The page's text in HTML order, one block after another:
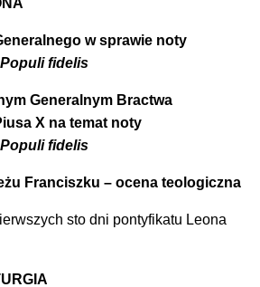
w sprawie noty
fidelis
Generalnym Bractwa
X na temat noty
fidelis
Franciszku – ocena teologiczna
sto dni pontyfikatu Leona